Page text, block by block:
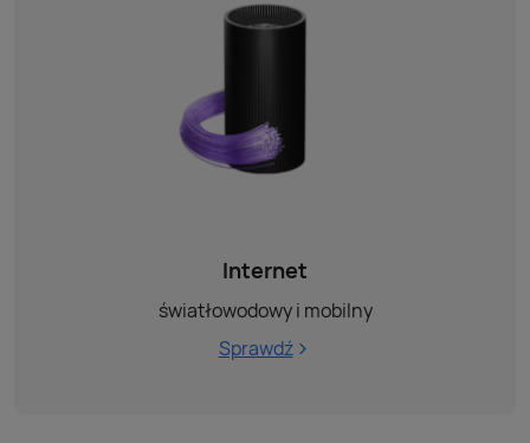
Internet
światłowodowy i mobilny
Sprawdź